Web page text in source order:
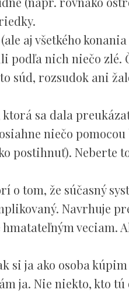
aj všetkého
nich niečo zlé.
súd, rozsudok ani
ktorá sa dala
niečo
postihnuť). Neberte
o tom, že súčasný
Navrhuje
veciam.
si ja ako osoba kúpim
ja. Nie niekto, kto